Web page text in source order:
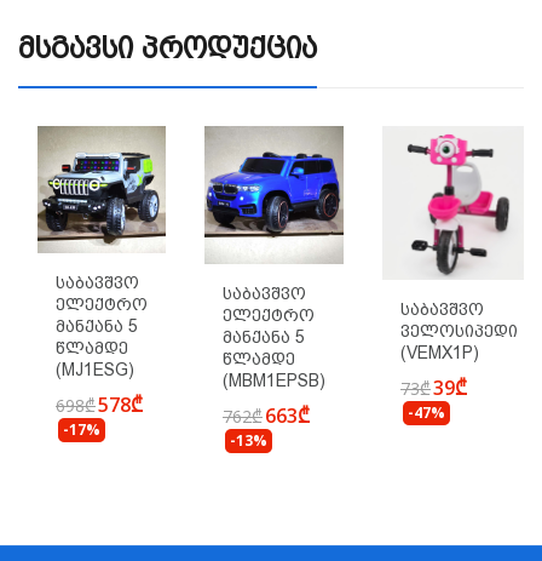
Მსგავსი Პროდუქცია
Საბავშვო
Ელექტრო
Მანქანა 5
Წლამდე
(MJ1ESG)
698₾578₾
-17%
Საბავშვო
Ელექტრო
Მანქანა 5
Წლამდე
(MBM1EPSB)
762₾663₾
-13%
Საბავშვო
Ველოსიპედი
(VEMX1P)
73₾39₾
-47%